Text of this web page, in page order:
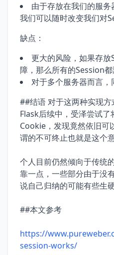
由于存放在我们的服
我们可以随时改变我们对
缺点：
更大的风险，如果存
障，那么所有的Session都
对于多个服务器而言
##结语 对于这两种实现
Flask后续中，受泽尝试
Cookie，发现竟然依旧可
谓的不可终止也就是这个意
个人目前仍然倾向于传统
靠一点，一些部分由于没
说自己归纳的可能有些生
##本文参考
https://
session-works/